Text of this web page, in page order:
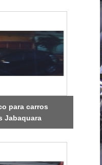
para carros
Jabaquara